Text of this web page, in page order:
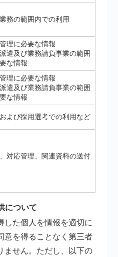
務の範囲内での利用
理に必要な情報
遣及び業務請負事業の範囲
な情報
理に必要な情報
遣及び業務請負事業の範囲
な情報
よび採用選考での利用など
対応管理、関連資料の送付
について
した個人を情報を適切に
意を得ることなく第三者
ません。ただし、以下の